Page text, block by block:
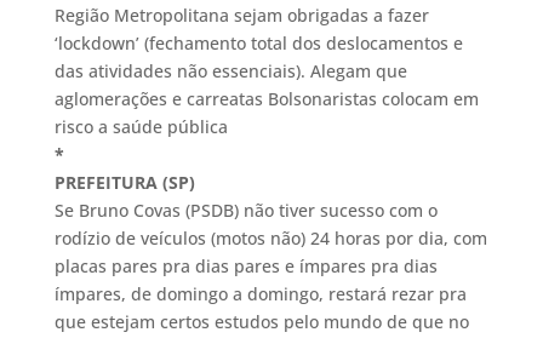
Região Metropolitana sejam obrigadas a fazer
‘lockdown’ (fechamento total dos deslocamentos e
das atividades não essenciais). Alegam que
aglomerações e carreatas Bolsonaristas colocam em
risco a saúde pública
*
PREFEITURA (SP)
Se Bruno Covas (PSDB) não tiver sucesso com o
rodízio de veículos (motos não) 24 horas por dia, com
placas pares pra dias pares e ímpares pra dias
ímpares, de domingo a domingo, restará rezar pra
que estejam certos estudos pelo mundo de que no